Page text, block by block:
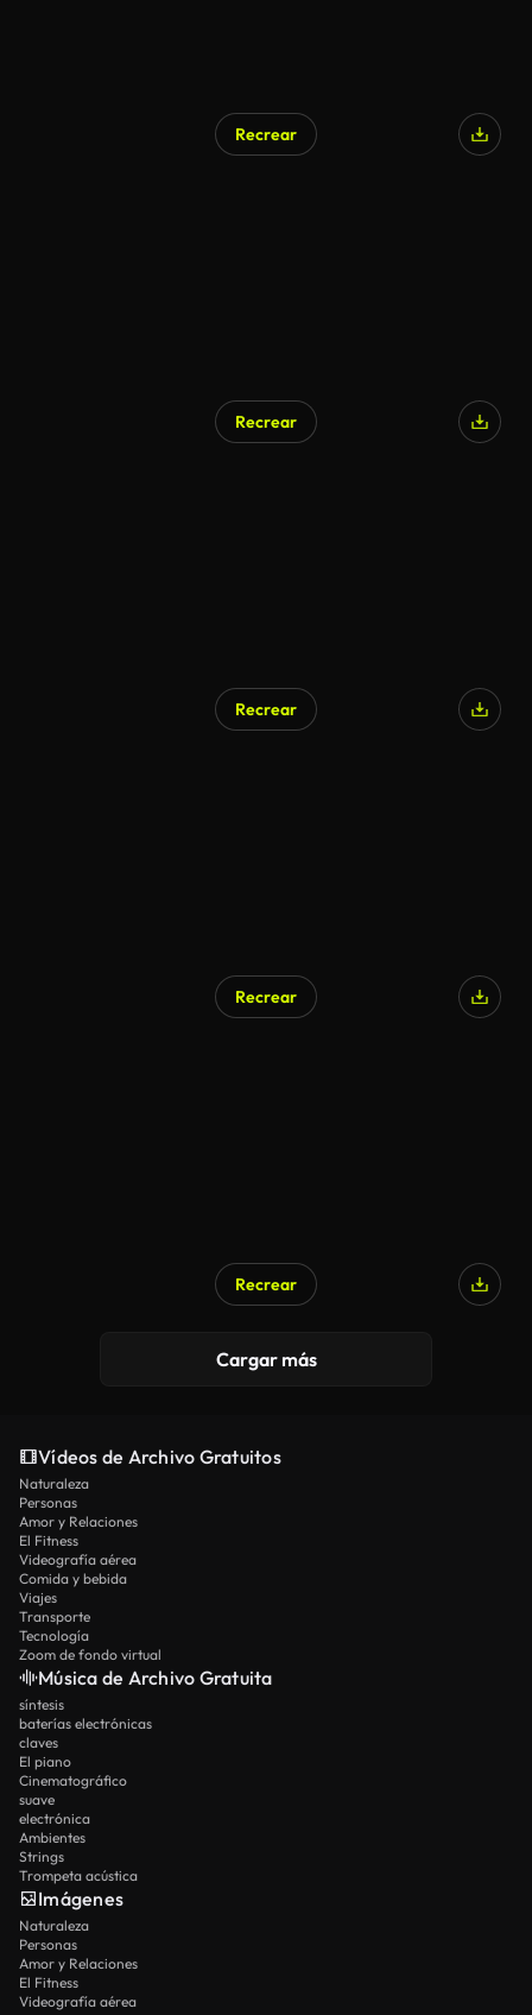
Recrear
Recrear
Recrear
Recrear
Recrear
Cargar más
Vídeos de Archivo Gratuitos
Naturaleza
Personas
Amor y Relaciones
El Fitness
Videografía aérea
Comida y bebida
Viajes
Transporte
Tecnología
Zoom de fondo virtual
Música de Archivo Gratuita
síntesis
baterías electrónicas
claves
El piano
Cinematográfico
suave
electrónica
Ambientes
Strings
Trompeta acústica
Imágenes
Naturaleza
Personas
Amor y Relaciones
El Fitness
Videografía aérea